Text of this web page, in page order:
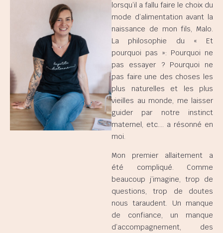
lorsqu’il a fallu faire le choix du
mode d’alimentation avant la
naissance de mon fils, Malo.
La philosophie du « Et
pourquoi pas »: Pourquoi ne
pas essayer ? Pourquoi ne
pas faire une des choses les
plus naturelles et les plus
vieilles au monde, me laisser
guider par notre instinct
maternel, etc…. a résonné en
moi.
Mon premier allaitement a
été compliqué. Comme
beaucoup j’imagine, trop de
questions, trop de doutes
nous taraudent. Un manque
de confiance, un manque
d’accompagnement, des